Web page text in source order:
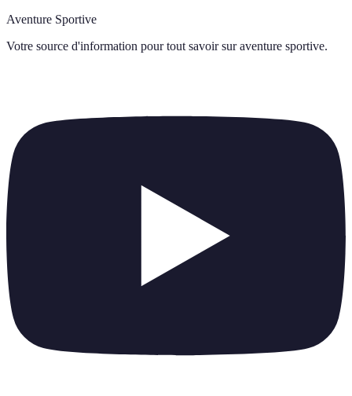
Aventure Sportive
Votre source d'information pour tout savoir sur aventure sportive.